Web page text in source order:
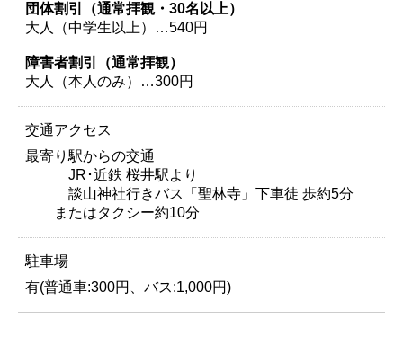
団体割引（通常拝観・30名以上）
大人（中学生以上）…540円
障害者割引（通常拝観）
大人（本人のみ）…300円
交通アクセス
最寄り駅からの交通
JR･近鉄 桜井駅より
談山神社行きバス「聖林寺」下車徒 歩約5分
またはタクシー約10分
駐車場
有(普通車:300円、バス:1,000円)